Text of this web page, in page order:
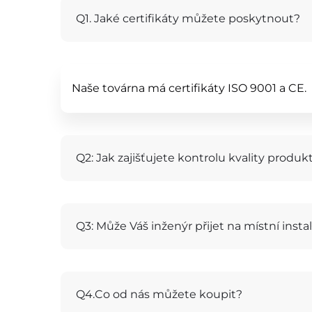
Q1. Jaké certifikáty můžete poskytnout?
Naše továrna má certifikáty ISO 9001 a CE.
Q2: Jak zajišťujete kontrolu kvality
Q3: Může Váš inženýr přijet na místní
Q4.Co od nás můžete koupit?